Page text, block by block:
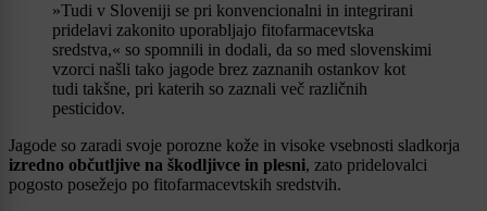
»Tudi v Sloveniji se pri konvencionalni in integrirani
pridelavi zakonito uporabljajo fitofarmacevtska
sredstva,« so spomnili in dodali, da so med slovenskimi
vzorci našli tako jagode brez zaznanih ostankov kot
tudi takšne, pri katerih so zaznali več različnih
pesticidov.
Jagode so zaradi svoje porozne kože in visoke vsebnosti sladkorja
izredno občutljive na škodljivce in plesni, zato pridelovalci
pogosto posežejo po fitofarmacevtskih sredstvih.